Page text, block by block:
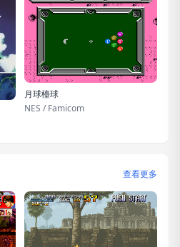
月球檯球
NES / Famicom
查看更多